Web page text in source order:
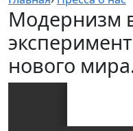
Модернизм
нового